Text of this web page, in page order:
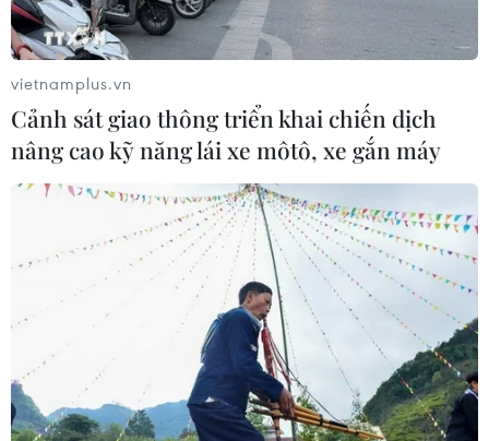
vietnamplus.vn
Cảnh sát giao thông triển khai chiến dịch
nâng cao kỹ năng lái xe môtô, xe gắn máy